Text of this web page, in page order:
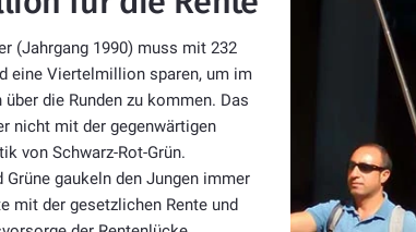
(Jahrgang 1990) muss mit 232
eine Viertelmillion sparen, um im
die Runden zu kommen. Das
nicht mit der gegenwärtigen
von Schwarz-Rot-Grün.
Grüne gaukeln den Jungen immer
mit der gesetzlichen Rente und